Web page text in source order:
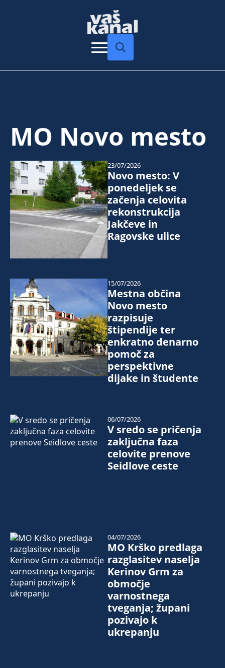
MO Novo mesto
Novo mesto: V
ponedeljek se
začenja celovita
rekonstrukcija
Jakčeve in
Ragovske ulice
23/07/2026
Mestna občina
Novo mesto
razpisuje
štipendije ter
enkratno denarno
pomoč za
perspektivne
dijake in študente
15/07/2026
V sredo se pričenja
zaključna faza
celovite prenove
Seidlove ceste
06/07/2026
MO Krško predlaga
razglasitev naselja
Kerinov Grm za
območje
varnostnega
tveganja; župani
pozivajo k
ukrepanju
04/07/2026